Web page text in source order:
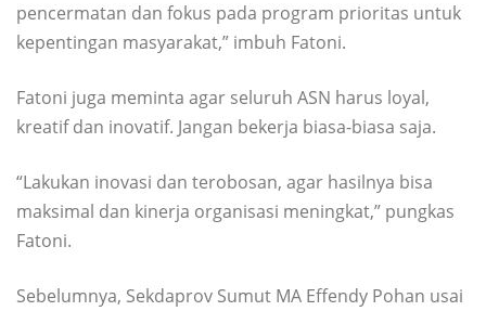
pencermatan dan fokus pada program prioritas untuk
kepentingan masyarakat,” imbuh Fatoni.
Fatoni juga meminta agar seluruh ASN harus loyal,
kreatif dan inovatif. Jangan bekerja biasa-biasa saja.
“Lakukan inovasi dan terobosan, agar hasilnya bisa
maksimal dan kinerja organisasi meningkat,” pungkas
Fatoni.
Sebelumnya, Sekdaprov Sumut MA Effendy Pohan usai